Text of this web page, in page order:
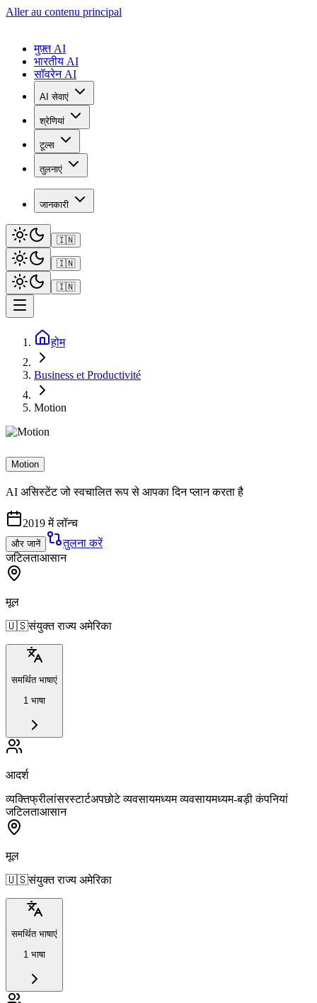
Aller au contenu principal
मुफ़्त AI
भारतीय AI
सॉवरेन AI
AI सेवाएं
श्रेणियां
टूल्स
तुलनाएं
जानकारी
🇮🇳
🇮🇳
🇮🇳
होम
Business et Productivité
Motion
Motion
AI असिस्टेंट जो स्वचालित रूप से आपका दिन प्लान करता है
2019 में लॉन्च
और जानें
तुलना करें
जटिलताआसान
मूल
🇺🇸संयुक्त राज्य अमेरिका
समर्थित भाषाएं
1 भाषा
आदर्श
व्यक्तिफ्रीलांसरस्टार्टअपछोटे व्यवसायमध्यम व्यवसायमध्यम-बड़ी कंपनियां
जटिलताआसान
मूल
🇺🇸संयुक्त राज्य अमेरिका
समर्थित भाषाएं
1 भाषा